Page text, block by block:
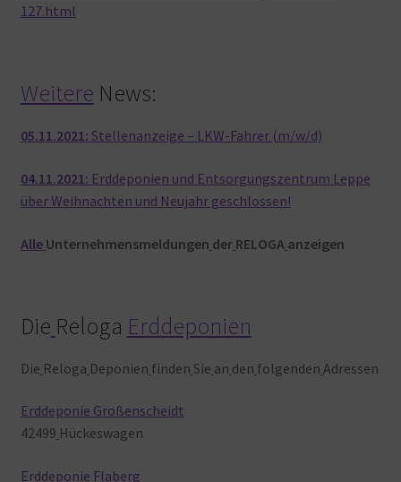
127.html
Weitere News:
05.11.2021: Stellenanzeige – LKW-Fahrer (m/w/d)
04.11.2021: Erddeponien und Entsorgungszentrum Leppe
über Weihnachten und Neujahr geschlossen!
Alle Unternehmensmeldungen der RELOGA anzeigen
Die Reloga Erddeponien
Die Reloga Deponien finden Sie an den folgenden Adressen
Erddeponie Großenscheidt
42499 Hückeswagen
Erddeponie Flaberg